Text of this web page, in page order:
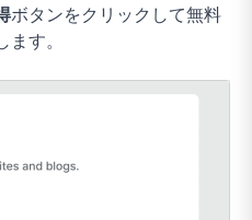
ボタンをクリックして無料
す。